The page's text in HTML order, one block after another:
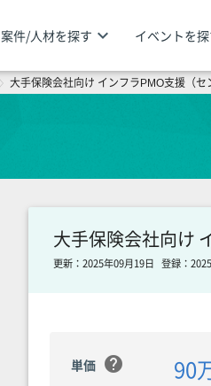
案件/人材を探す keyboard_arrow_down イベントを
大手保険会社向け インフラPMO支援（セ
大手保険会社向け
更新：2025年09月19日 登録：
単価 help 90